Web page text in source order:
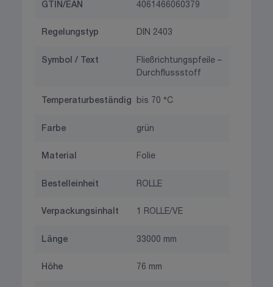
GTIN/EAN 4061466060379
Regelungstyp DIN 2403
Symbol / Text
Fließrichtungspfeile –
Durchflussstoff
Temperaturbeständig bis 70 °C
Farbe grün
Material Folie
Bestelleinheit ROLLE
Verpackungsinhalt 1 ROLLE/VE
Länge 33000 mm
Höhe 76 mm